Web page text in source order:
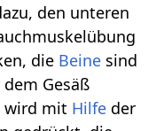
den unteren
die Beine sind
Gesäß
wird mit Hilfe der